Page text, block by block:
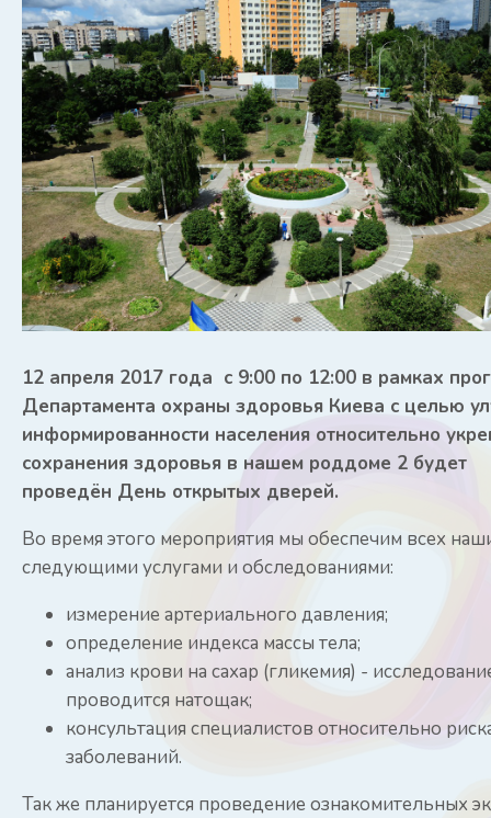
12 апреля 2017 года с 9:00 по 12:00 в рамках
Департамента охраны здоровья Киева с целью
информированности населения относительно
сохранения здоровья в нашем роддоме 2 будет
проведён День открытых дверей.
Во время этого мероприятия мы обеспечим всех
следующими услугами и обследованиями:
измерение артериального давления;
определение индекса массы тела;
анализ крови на сахар (гликемия) -
проводится натощак;
консультация специалистов относительно
заболеваний.
Так же планируется проведение ознакомительных